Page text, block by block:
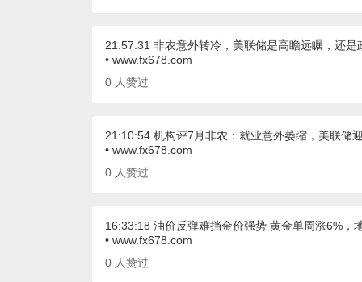
21:57:31 非农意外转冷，美联储是高瞻远瞩，还是
• www.fx678.com
0 人赞过
21:10:54 机构评7月非农：就业意外萎缩，美联储
• www.fx678.com
0 人赞过
16:33:18 油价反弹难挡金价强势 黄金单周涨6%，
• www.fx678.com
0 人赞过